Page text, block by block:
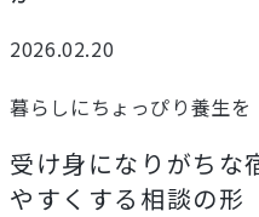
2026.02.20
暮らしにちょっぴり養生を
受け身になりがちな
やすくする相談の形